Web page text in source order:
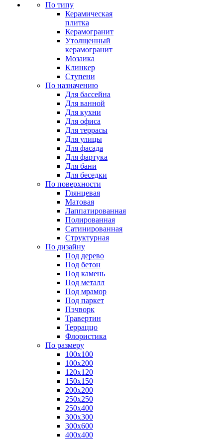
По типу
Керамическая
плитка
Керамогранит
Утолщенный
керамогранит
Мозаика
Клинкер
Ступени
По назначению
Для бассейна
Для ванной
Для кухни
Для офиса
Для террасы
Для улицы
Для фасада
Для фартука
Для бани
Для беседки
По поверхности
Глянцевая
Матовая
Лаппатированная
Полированная
Сатинированная
Структурная
По дизайну
Под дерево
Под бетон
Под камень
Под металл
Под мрамор
Под паркет
Пэчворк
Травертин
Терраццо
Флористика
По размеру
100х100
100х200
120х120
150х150
200х200
250х250
250х400
300х300
300х600
400х400